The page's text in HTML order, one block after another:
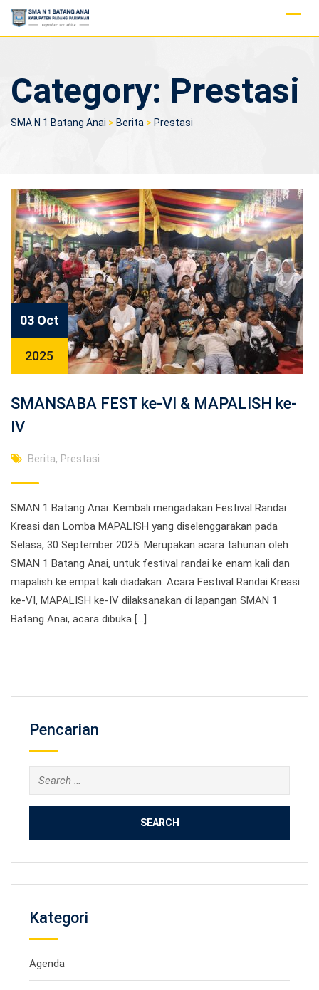
Skip
Category: Prestasi
SMA N 1 Batang Anai > Berita > Prestasi
03 Oct
2025
SMANSABA FEST ke-VI & MAPALISH ke-
IV
Berita, Prestasi
SMAN 1 Batang Anai. Kembali mengadakan Festival Randai
Kreasi dan Lomba MAPALISH yang diselenggarakan pada
Selasa, 30 September 2025. Merupakan acara tahunan oleh
SMAN 1 Batang Anai, untuk festival randai ke enam kali dan
mapalish ke empat kali diadakan. Acara Festival Randai Kreasi
ke-VI, MAPALISH ke-IV dilaksanakan di lapangan SMAN 1
Batang Anai, acara dibuka […]
Pencarian
Search
for:
Kategori
Agenda